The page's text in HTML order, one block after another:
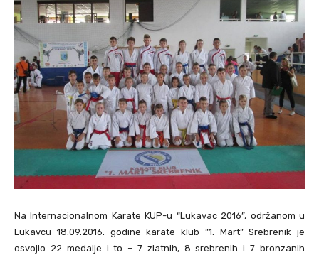
Na Internacionalnom Karate KUP-u “Lukavac 2016”, održanom u
Lukavcu 18.09.2016. godine karate klub ”1. Mart” Srebrenik je
osvojio 22 medalje i to – 7 zlatnih, 8 srebrenih i 7 bronzanih